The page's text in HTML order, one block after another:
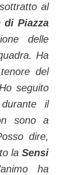
al
di Piazza
delle
Ha
del
seguito
il
sono a
dire,
la Sensi
ha